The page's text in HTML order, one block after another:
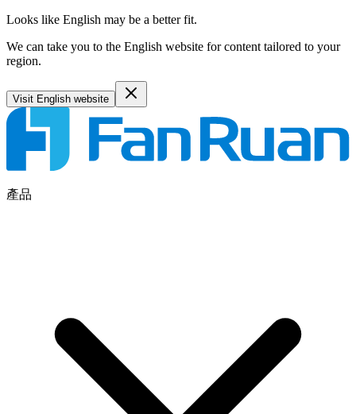
Looks like English may be a better fit.
We can take you to the English website for content tailored to your
region.
Visit English website
產品